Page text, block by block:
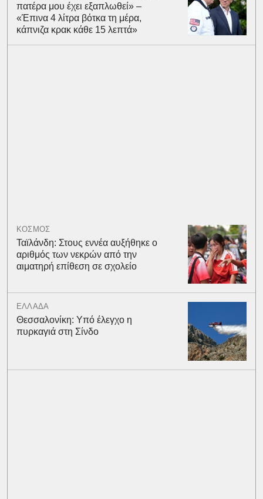
πατέρα μου έχει εξαπλωθεί» –
«Έπινα 4 λίτρα βότκα τη μέρα,
κάπνιζα κρακ κάθε 15 λεπτά»
ΚΟΣΜΟΣ
Ταϊλάνδη: Στους εννέα αυξήθηκε ο
αριθμός των νεκρών από την
αιματηρή επίθεση σε σχολείο
ΕΛΛΑΔΑ
Θεσσαλονίκη: Υπό έλεγχο η
πυρκαγιά στη Σίνδο